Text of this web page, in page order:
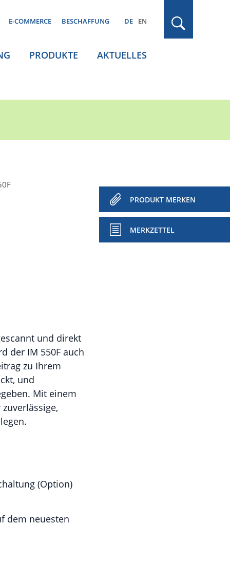
E-COMMERCE BESCHAFFUNG DE EN
PRODUKTE AKTUELLES
PRODUKT MERKEN
MERKZETTEL
und direkt
der IM 550F auch
zu Ihrem
und
Mit einem
(Option)
dem neuesten